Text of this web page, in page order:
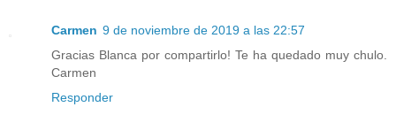
Carmen 9 de noviembre de 2019 a las 22:57
Gracias Blanca por compartirlo! Te ha quedado muy chulo.
Carmen
Responder